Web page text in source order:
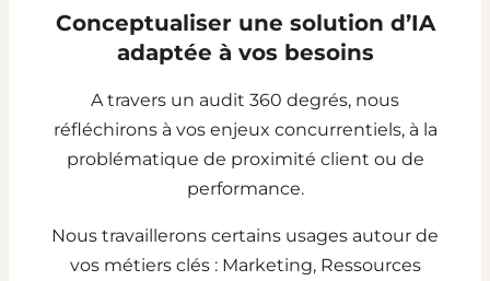
Conceptualiser une solution d’IA
adaptée à vos besoins
A travers un audit 360 degrés, nous
réfléchirons à vos enjeux concurrentiels, à la
problématique de proximité client ou de
performance.
Nous travaillerons certains usages autour de
vos métiers clés : Marketing, Ressources